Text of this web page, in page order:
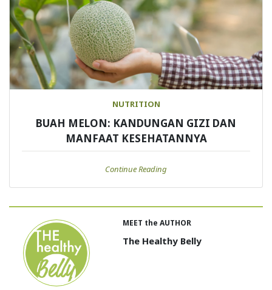
NUTRITION
BUAH MELON: KANDUNGAN GIZI DAN
MANFAAT KESEHATANNYA
Continue Reading
MEET the AUTHOR
The Healthy Belly